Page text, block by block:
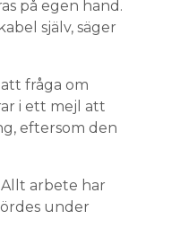
på egen hand.
själv, säger
fråga om
i ett mejl att
eftersom den
arbete har
under